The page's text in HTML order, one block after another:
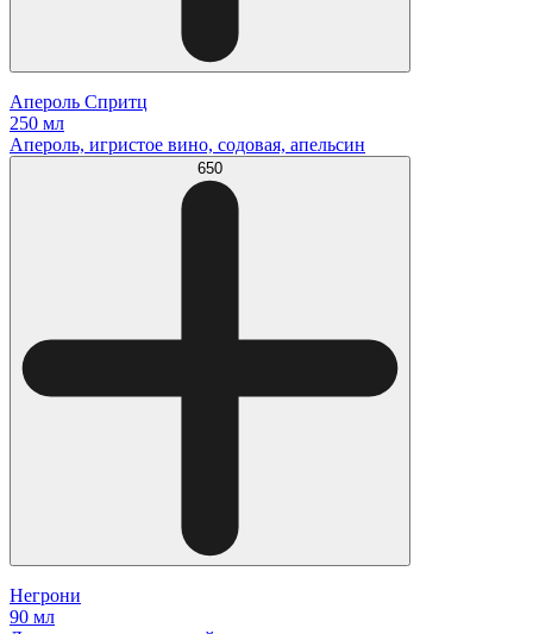
Апероль Спритц
250 мл
Апероль, игристое вино, содовая, апельсин
650
Негрони
90 мл